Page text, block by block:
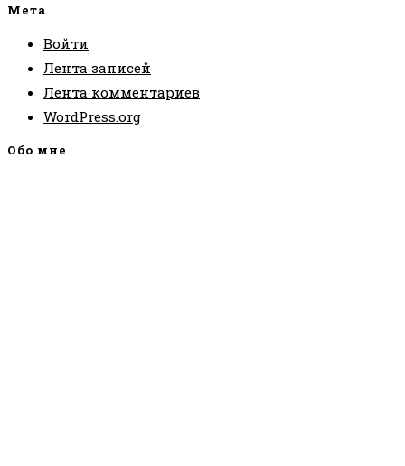
Мета
Войти
Лента записей
Лента комментариев
WordPress.org
Обо мне